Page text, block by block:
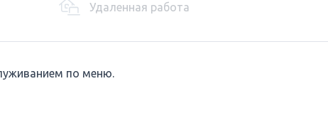
Удаленная работа
по меню.